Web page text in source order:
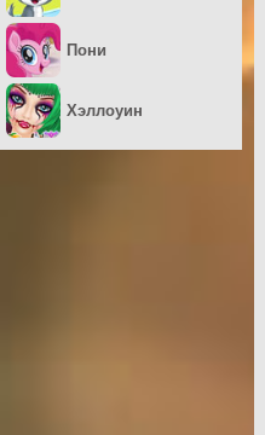
Пони
Хэллоуин